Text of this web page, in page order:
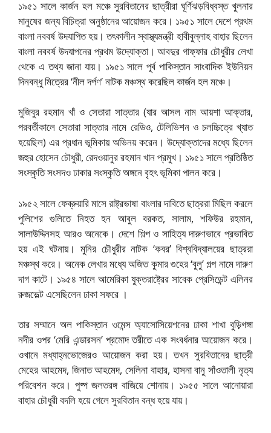
১৯৫১ সালে কার্জন হল মঞ্চে সুরবিতানের ছাত্রীরা ঘূর্ণিঝড়বিধ্বস্ত খুলনার
মানুষের জন্য বিচিত্রা অনুষ্ঠানের আয়োজন করে। ১৯৫১ সালে দেশে প্রথম
বাংলা নববর্ষ উদযাপিত হয়। তৎকালীন স্বাস্থ্যমন্ত্রী হাবীবুল্লাহ বাহার ছিলেন
বাংলা নববর্ষ উদযাপনের প্রথম উদ্যোক্তা। আবদুর গাফ্ফার চৌধুরীর লেখা
থেকে এ তথ্য জানা যায়। ১৯৫১ সালে পূর্ব পাকিস্তান সাংবাদিক ইউনিয়ন
দিনবন্ধু মিত্রের ‘নীল দর্পণ’ নাটক মঞ্চস্থ করেছিল কার্জন হল মঞ্চে।
মুজিবুর রহমান খাঁ ও সেতারা সাত্তার (যার আসল নাম আয়শা আক্তার,
পরবর্তীকালে সেতারা সাত্তার নামে রেডিও, টেলিভিশন ও চলচ্চিত্রে খ্যাত
হয়েছিল) এর প্রধান ভূমিকায় অভিনয় করেন। উদ্যোক্তাদের মধ্যে ছিলেন
জহুর হোসেন চৌধুরী, রেদওয়ানুর রহমান খান প্রমুখ। ১৯৫১ সালে প্রতিষ্ঠিত
সংস্কৃতি সংসদও ঢাকার সংস্কৃতি অঙ্গনে বৃহৎ ভূমিকা পালন করে।
১৯৫২ সালে ফেব্রুয়ারি মাসে রাষ্ট্রভাষা বাংলার দাবিতে ছাত্ররা মিছিল করলে
পুলিশের গুলিতে নিহত হন আবুল বরকত, সালাম, শফিউর রহমান,
সালাউদ্দিনসহ আরও অনেকে। দেশে শিল্প ও সাহিত্য দারুণভাবে প্রভাবিত
হয় এই ঘটনায়। মুনির চৌধুরীর নাটক ‘কবর’ বিশ্ববিদ্যালয়ের ছাত্ররা
মঞ্চস্থ করে। অনেক লেখার মধ্যে অজিত কুমার গুহের ‘বুলু’ গল্প নামে দারুণ
দাগ কাটে। ১৯৫৪ সালে আমেরিকা যুক্তরাষ্ট্রের সাবেক প্রেসিডেন্ট এলিনর
রুজভেল্ট এসেছিলেন ঢাকা সফরে ।
তার সম্মানে অল পাকিস্তান ওমেন্স অ্যাসোসিয়েশনের ঢাকা শাখা বুড়িগঙ্গা
নদীর ওপর ‘মেরি এন্ডারসন’ প্রমোদ তরীতে এক সংবর্ধনার আয়োজন করে।
ওখানে মধ্যাহ্নভোজেরও আয়োজন করা হয়। তখন সুরবিতানের ছাত্রী
মেহের আহমেদ, জিনাত আহমেদ, সেলিনা বাহার, হাসনা বানু সাঁওতালী নৃত্য
পরিবেশন করে। পুষ্প জলতরঙ্গ বাজিয়ে শোনায়। ১৯৫৫ সালে আনোয়ারা
বাহার চৌধুরী বদলি হয়ে গেলে সুরবিতান বন্ধ হয়ে যায়।